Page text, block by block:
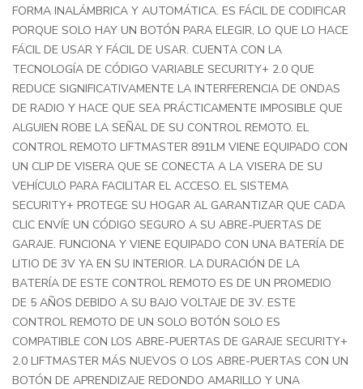
FORMA INALÁMBRICA Y AUTOMÁTICA. ES FÁCIL DE CODIFICAR
PORQUE SOLO HAY UN BOTÓN PARA ELEGIR, LO QUE LO HACE
FÁCIL DE USAR Y FÁCIL DE USAR. CUENTA CON LA
TECNOLOGÍA DE CÓDIGO VARIABLE SECURITY+ 2.0 QUE
REDUCE SIGNIFICATIVAMENTE LA INTERFERENCIA DE ONDAS
DE RADIO Y HACE QUE SEA PRÁCTICAMENTE IMPOSIBLE QUE
ALGUIEN ROBE LA SEÑAL DE SU CONTROL REMOTO. EL
CONTROL REMOTO LIFTMASTER 891LM VIENE EQUIPADO CON
UN CLIP DE VISERA QUE SE CONECTA A LA VISERA DE SU
VEHÍCULO PARA FACILITAR EL ACCESO. EL SISTEMA
SECURITY+ PROTEGE SU HOGAR AL GARANTIZAR QUE CADA
CLIC ENVÍE UN CÓDIGO SEGURO A SU ABRE-PUERTAS DE
GARAJE. FUNCIONA Y VIENE EQUIPADO CON UNA BATERÍA DE
LITIO DE 3V YA EN SU INTERIOR. LA DURACIÓN DE LA
BATERÍA DE ESTE CONTROL REMOTO ES DE UN PROMEDIO
DE 5 AÑOS DEBIDO A SU BAJO VOLTAJE DE 3V. ESTE
CONTROL REMOTO DE UN SOLO BOTÓN SOLO ES
COMPATIBLE CON LOS ABRE-PUERTAS DE GARAJE SECURITY+
2.0 LIFTMASTER MÁS NUEVOS O LOS ABRE-PUERTAS CON UN
BOTÓN DE APRENDIZAJE REDONDO AMARILLO Y UNA